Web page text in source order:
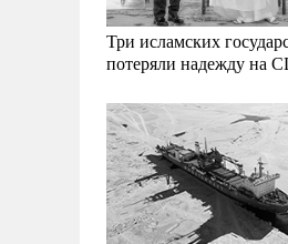
Три исламских
потеряли надежду на